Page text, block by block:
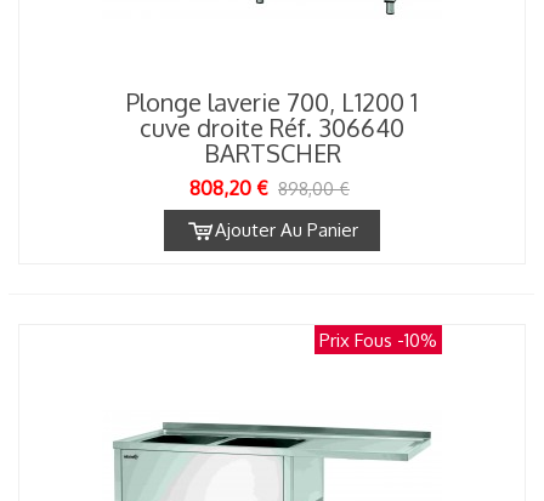
Plonge laverie 700, L1200 1
cuve droite Réf. 306640
BARTSCHER
808,20 € 898,00 €
Ajouter Au Panier
Prix Fous -10%